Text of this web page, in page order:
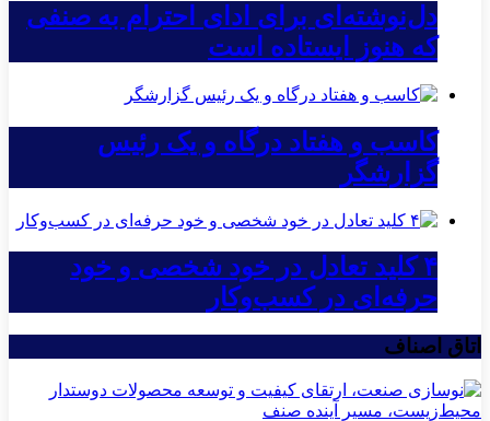
دل‌نوشته‌ای برای ادای احترام به صنفی
که هنوز ایستاده است
کاسب و هفتاد درگاه و یک رئیس
گزارشگر
۴ کلید تعادل در خود شخصی و خود
حرفه‌ای در کسب‌وکار
اتاق اصناف